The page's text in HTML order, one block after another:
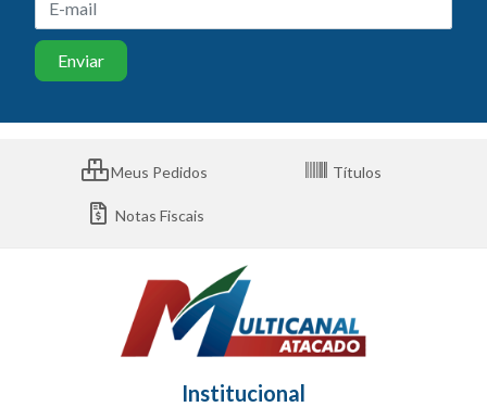
Meus Pedidos Títulos
Notas Fiscais
Institucional